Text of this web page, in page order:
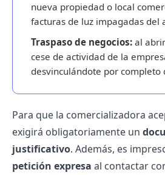
nueva propiedad o local
facturas de luz impagadas del
Traspaso de negocios: al
cese de actividad de la
desvinculándote por completo
Para que la comercializadora
exigirá obligatoriamente un
justificativo. Además, es
petición expresa al contactar